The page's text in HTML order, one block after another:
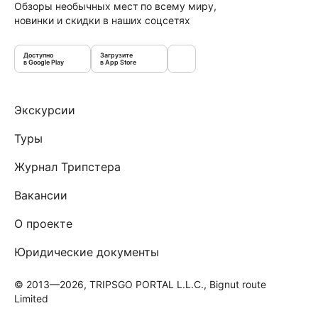
Обзоры необычных мест по всему миру,
новинки и скидки в наших соцсетях
Доступно
в Google Play
Загрузите
в App Store
Экскурсии
Туры
Журнал Трипстера
Вакансии
О проекте
Юридические документы
© 2013—2026, TRIPSGO PORTAL L.L.C., Bignut route
Limited